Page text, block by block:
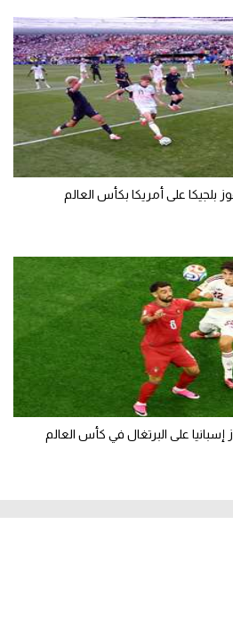
بلجيكا على أمريكا بكأس العالم
على البرتغال في كأس العالم